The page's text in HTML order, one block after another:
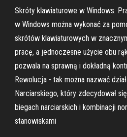
Skróty klawiaturowe w Windows.
w Windows można wykonać za
skrótów klawiaturowych w
pracę, a jednoczesne użycie obu
pozwala na sprawną i dokładną
Rewolucja - tak można nazwać
Narciarskiego, który zdecydował
biegach narciarskich i kombinacji
stanowiskami